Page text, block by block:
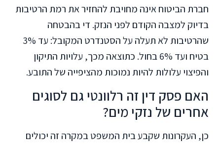
חברת הביטוח אינה מחויבת להחזיר את רמת הרטיבות
בדיוק למצבה הקודם לפני הנזק. די בהבטחה
שהרטיבות לא תעלה על הסטנדרט המקובל: עד 3%
בטיח ועד 6% בחול. כתוצאה מכך, עלויות התיקון
והפיצוי עלולות להיות נמוכות מהציפייה של התובע.
האם פסק דין זה רלוונטי גם לסוגים
אחרים של נזקי מים?
כן, העקרונות שקבע בית המשפט במקרה זה יכולים